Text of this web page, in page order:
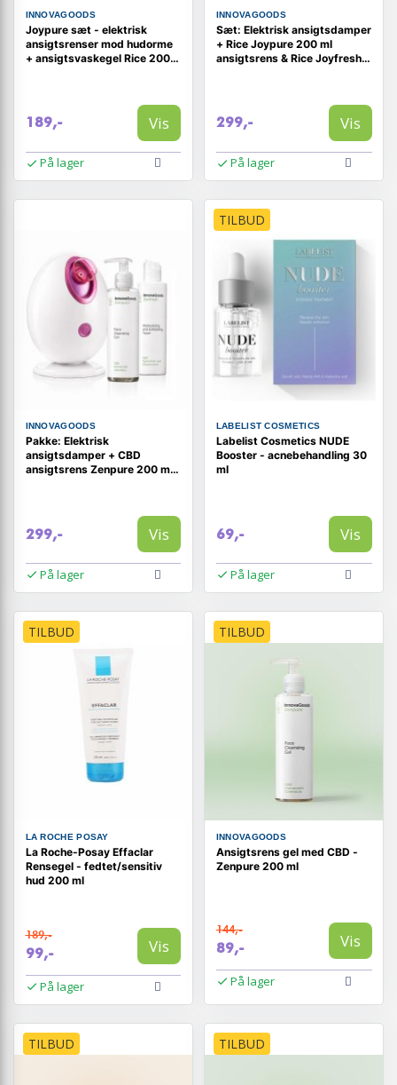
INNOVAGOODS
Joypure sæt - elektrisk
ansigtsrenser mod hudorme
+ ansigtsvaskegel Rice 200
189,- Vis
På lager
INNOVAGOODS
Sæt: Elektrisk ansigtsdamper
+ Rice Joypure 200 ml
ansigtsrens & Rice Joyfresh
299,- Vis
På lager
INNOVAGOODS
Pakke: Elektrisk
ansigtsdamper + CBD
ansigtsrens Zenpure 200 ml
299,- Vis
På lager
TILBUD
LABELIST COSMETICS
Labelist Cosmetics NUDE
Booster - acnebehandling 30
ml
69,- Vis
På lager
TILBUD
LA ROCHE POSAY
La Roche-Posay Effaclar
Rensegel - fedtet/sensitiv
hud 200 ml
189,-
99,- Vis
På lager
TILBUD
INNOVAGOODS
Ansigtsrens gel med CBD -
Zenpure 200 ml
144,-
89,- Vis
På lager
TILBUD TILBUD